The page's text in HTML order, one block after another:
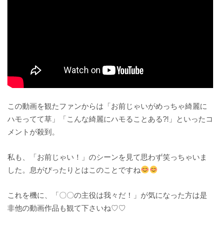
この動画を観たファンからは「お前じゃいがめっちゃ綺麗に
ハモってて草」「こんな綺麗にハモることある?!」といったコ
メントが殺到。
私も、「お前じゃい！」のシーンを見て思わず笑っちゃいま
した。息がぴったりとはこのことですね
これを機に、「〇〇の主役は我々だ！」が気になった方は是
非他の動画作品も観て下さいね♡♡